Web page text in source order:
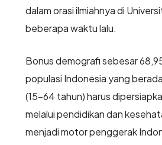
dalam orasi ilmiahnya di
beberapa waktu lalu.
Bonus demografi sebesar
populasi Indonesia yang
(15–64 tahun) harus
melalui pendidikan dan
menjadi motor penggerak